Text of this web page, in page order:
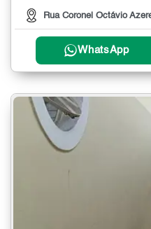
Rua Coronel Octávio
WhatsApp